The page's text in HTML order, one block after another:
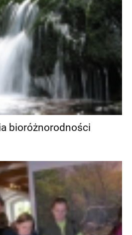
bioróżnorodności